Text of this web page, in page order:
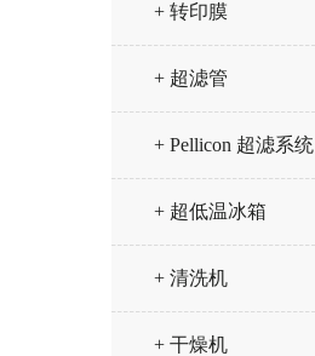
+ 转印膜
+ 超滤管
+ Pellicon 超滤系统
+ 超低温冰箱
+ 清洗机
+ 干燥机